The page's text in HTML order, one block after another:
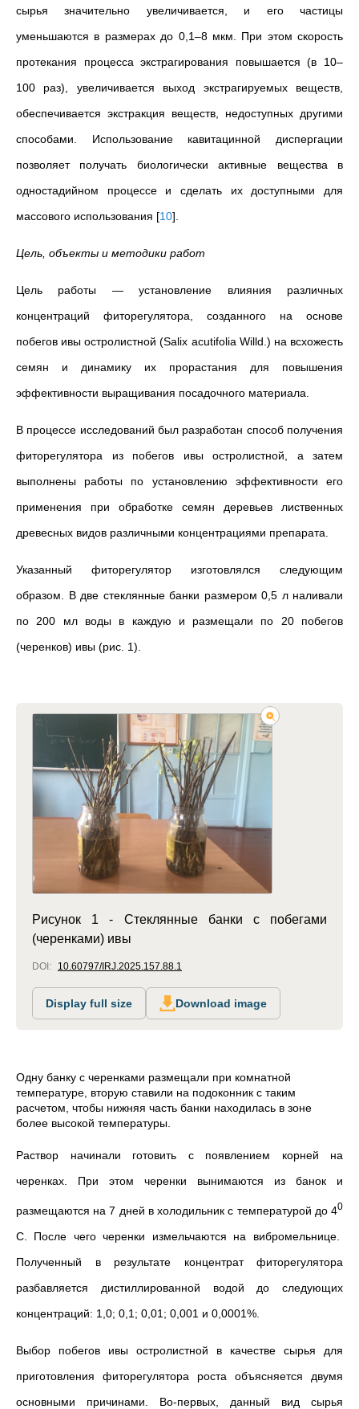
сырья значительно увеличивается, и его частицы
уменьшаются в размерах до 0,1–8 мкм. При этом скорость
протекания процесса экстрагирования повышается (в 10–
100 раз), увеличивается выход экстрагируемых веществ,
обеспечивается экстракция веществ, недоступных другими
способами. Использование кавитацинной диспергации
позволяет получать биологически активные вещества в
одностадийном процессе и сделать их доступными для
массового использования [10]
Цель, объекты и методики работ
Цель работы — установление влияния различных
концентраций фиторегулятора, созданного на основе
побегов ивы остролистной (Salix acutifolia Willd.) на всхожесть
семян и динамику их прорастания для повышения
эффективности выращивания посадочного материала.
В процессе исследований был разработан способ получения
фиторегулятора из побегов ивы остролистной, а затем
выполнены работы по установлению эффективности его
применения при обработке семян деревьев лиственных
древесных видов различными концентрациями препарата.
Указанный фиторегулятор изготовлялся следующим
образом. В две стеклянные банки размером 0,5 л наливали
по 200 мл воды в каждую и размещали по 20 побегов
(черенков) ивы (рис. 1).
Рисунок 1 - Стеклянные банки с побегами
(черенками) ивы
DOI: 10.60797/IRJ.2025.157.88.1
Display full size Download image
Одну банку с черенками размещали при комнатной
температуре, вторую ставили на подоконник с таким
расчетом, чтобы нижняя часть банки находилась в зоне
более высокой температуры.
Раствор начинали готовить с появлением корней на
черенках. При этом черенки вынимаются из банок и
размещаются на 7 дней в холодильник с температурой до 40
С. После чего черенки измельчаются на вибромельнице.
Полученный в результате концентрат фиторегулятора
разбавляется дистиллированной водой до следующих
концентраций: 1,0; 0,1; 0,01; 0,001 и 0,0001%.
Выбор побегов ивы остролистной в качестве сырья для
приготовления фиторегулятора роста объясняется двумя
основными причинами. Во-первых, данный вид сырья